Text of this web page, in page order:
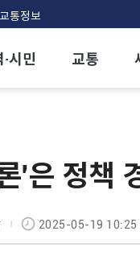
교통정보
시민 교통
'은 정책
2025-05-19 10:25